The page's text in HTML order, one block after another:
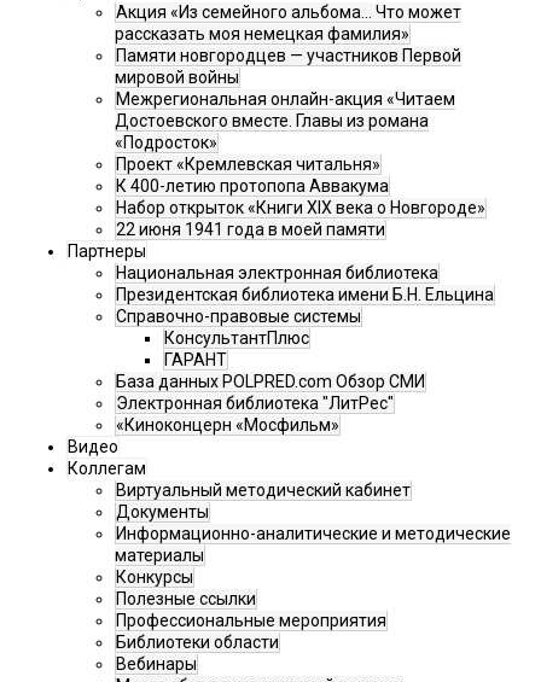
Акция «Из семейного альбома... Что может
рассказать моя немецкая фамилия»
Памяти новгородцев — участников Первой
мировой войны
Межрегиональная онлайн-акция «Читаем
Достоевского вместе. Главы из романа
«Подросток»
Проект «Кремлевская читальня»
К 400-летию протопопа Аввакума
Набор открыток «Книги XIX века о Новгороде»
22 июня 1941 года в моей памяти
Партнеры
Национальная электронная библиотека
Президентская библиотека имени Б.Н. Ельцина
Справочно-правовые системы
КонсультантПлюс
ГАРАНТ
База данных POLPRED.com Обзор СМИ
Электронная библиотека "ЛитРес"
«Киноконцерн «Мосфильм»
Видео
Коллегам
Виртуальный методический кабинет
Документы
Информационно-аналитические и методические
материалы
Конкурсы
Полезные ссылки
Профессиональные мероприятия
Библиотеки области
Вебинары